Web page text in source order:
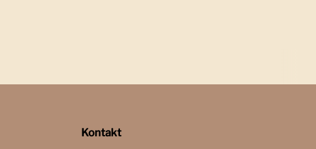
Kontakt